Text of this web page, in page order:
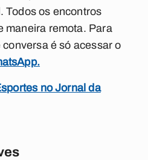
Todos os encontros
maneira remota. Para
é só acessar o
no Jornal da